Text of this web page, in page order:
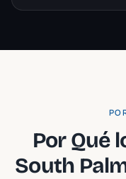
Por Qué
South